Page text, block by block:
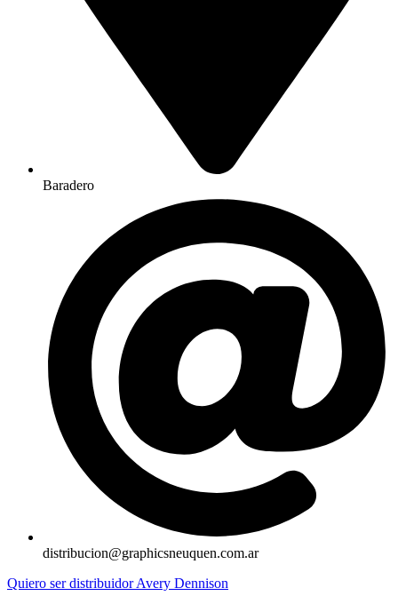
Baradero
distribucion@graphicsneuquen.com.ar
Quiero ser distribuidor Avery Dennison